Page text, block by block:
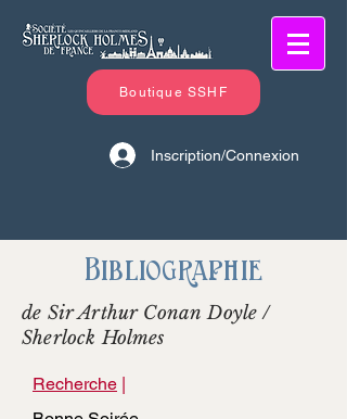
Boutique SSHF
Inscription/Connexion
Bibliographie
de Sir Arthur Conan Doyle /
Sherlock Holmes
Recherche |